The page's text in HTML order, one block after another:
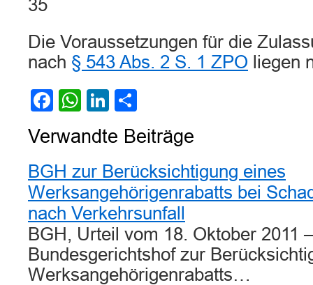
35
Die Voraussetzungen für die
nach § 543 Abs. 2 S. 1 ZPO liegen
Facebook
WhatsApp
LinkedIn
Verwandte Beiträge
BGH zur Berücksichtigung eines
Werksangehörigenrabatts bei
nach Verkehrsunfall
BGH, Urteil vom 18. Oktober 2011
Bundesgerichtshof zur
Werksangehörigenrabatts…